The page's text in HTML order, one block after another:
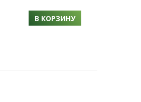
В КОРЗИНУ